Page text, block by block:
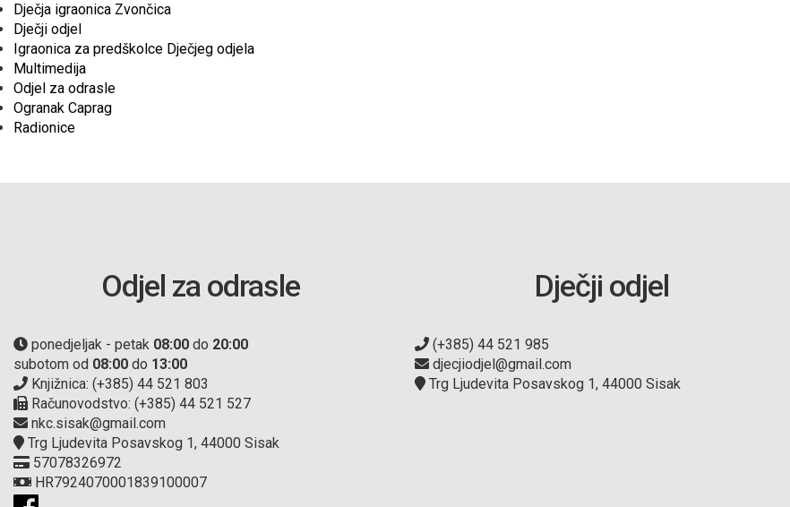
Dječja igraonica Zvončica
Dječji odjel
Igraonica za predškolce Dječjeg odjela
Multimedija
Odjel za odrasle
Ogranak Caprag
Radionice
Odjel za odrasle
ponedjeljak - petak 08:00 do 20:00
subotom od 08:00 do 13:00
Knjižnica: (+385) 44 521 803
Računovodstvo: (+385) 44 521 527
nkc.sisak@gmail.com
Trg Ljudevita Posavskog 1, 44000 Sisak
57078326972
HR7924070001839100007
Dječji odjel
(+385) 44 521 985
djecjiodjel@gmail.com
Trg Ljudevita Posavskog 1, 44000 Sisak